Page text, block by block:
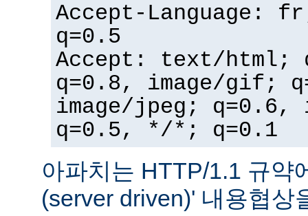
Accept-Language:
q=0.5
Accept: text/html;
q=0.8, image/gif;
image/jpeg; q=0.6,
q=0.5, */*; q=0.1
아파치는 HTTP/1.1 규약
(server driven)' 내용협상